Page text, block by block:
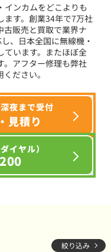
インカムをどこよりも
ます。創業34年で7万社
古販売と買取で業界ナ
、日本全国に無線機・
ています。またほぼ全
。アフター修理も弊社
ださい。
夜まで受付
見積り
イヤル）
絞り込み